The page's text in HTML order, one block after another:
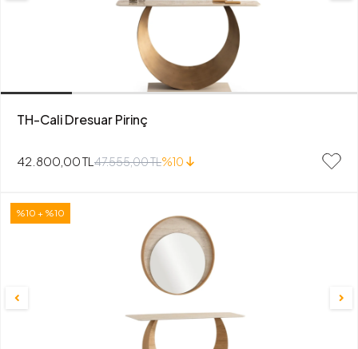
TH-Cali Dresuar Pirinç
42.800,00 TL 47.555,00 TL%10
%10 + %10